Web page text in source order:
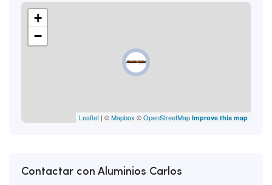
+
−
Leaflet | ©Mapbox ©OpenStreetMap Improve this map
Contactar con Aluminios Carlos